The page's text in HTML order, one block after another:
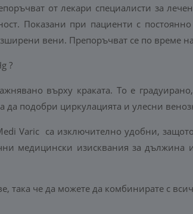
от лекари специалисти за
Показани при пациенти с
вени. Препоръчват се по време
?
върху краката. То е
да подобри циркулацията и улесни
Varic са изключително удобни,
медицински изисквания за дължина
така че да можете да комбинирате с